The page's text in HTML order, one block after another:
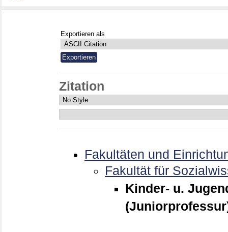
Exportieren als
Zitation
Fakultäten und
Fakultät für
Kinder- u.